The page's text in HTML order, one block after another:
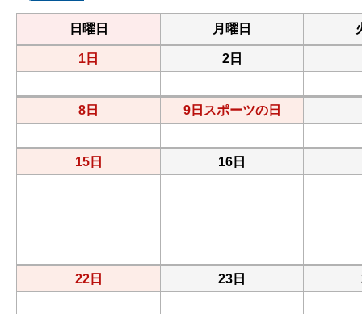
日曜日 月曜日
1日 2日
8日 9日 スポーツの日
15日 16日
22日 23日